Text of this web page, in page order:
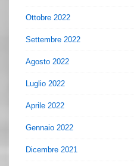
Ottobre 2022
Settembre 2022
Agosto 2022
Luglio 2022
Aprile 2022
Gennaio 2022
Dicembre 2021